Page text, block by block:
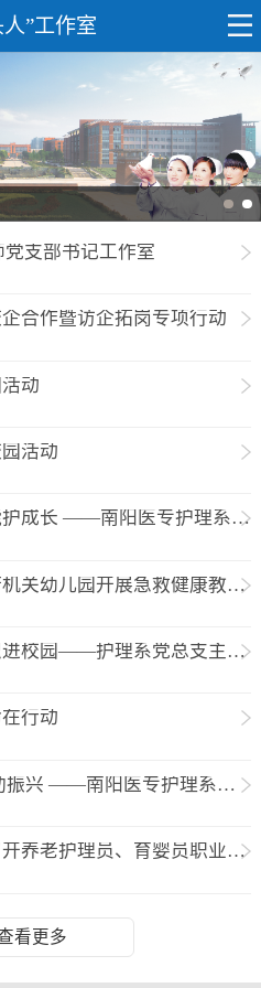
”工作室
支部书记工作室
合作暨访企拓岗专项行动
动
活动
党员先锋进校园，急救技能护成长 ——南阳医专护理系“点亮心灯”主题党日活动
护理系深入南阳市人民政府机关幼儿园开展急救健康教育活动
党建引领护幼行，急救知识进校园——护理系党总支主题党日活动进幼儿园
行动
党建引领聚合力 科技特派助振兴 ——南阳医专护理系党员科技特派员赴九重镇开展健康帮扶
护理系联合继续教育学院召开养老护理员、育婴员职业技能题库更新研讨会
看更多